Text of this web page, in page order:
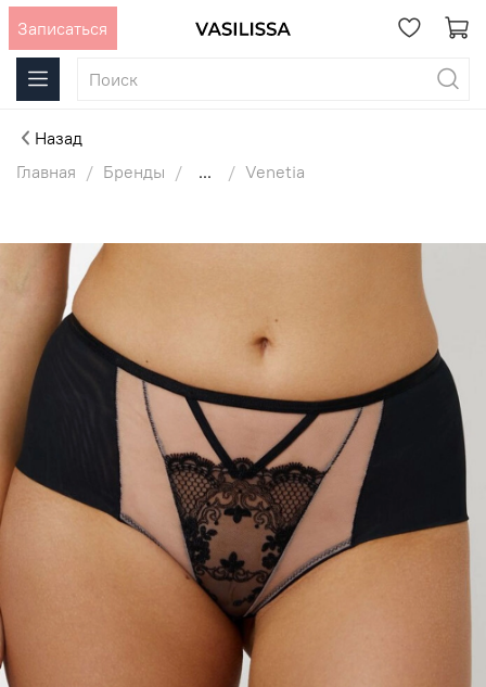
Записаться
Назад
Главная
Бренды ... Venetia